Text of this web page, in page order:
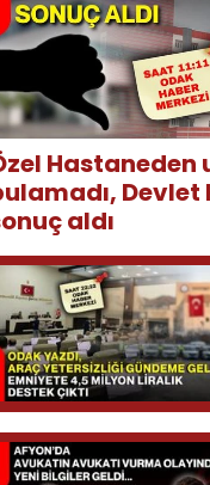
Hastaneden
aldı